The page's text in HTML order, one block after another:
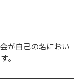
が自己の名におい
。